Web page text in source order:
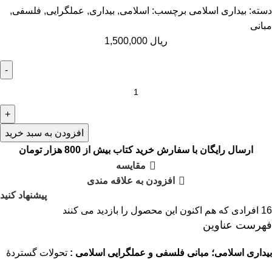
دسته: بیداری اسلامی برچسب: اسلامی, بیداری, عملگرایی, فلسفی,
مبانی
ریال
افزودن به سبد خرید
ارسال رایگان با سفارش خرید کتاب بیش از 800 هزار تومان
مقایسه
افزودن به علاقه مندی
پیشنهاد کنید
16 افرادی که هم اکنون این محصول را بازدید می کنند
فهرست عناوین
بیداری اسلامی؛ مبانی فلسفی و عملگرایی اسلامی : تحولات گستردۀ